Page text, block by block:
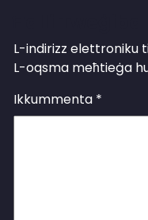
L-indirizz elettroniku
L-oqsma meħtieġa
Ikkummenta *